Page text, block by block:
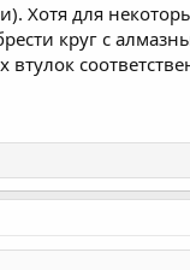
Хотя для
круг с